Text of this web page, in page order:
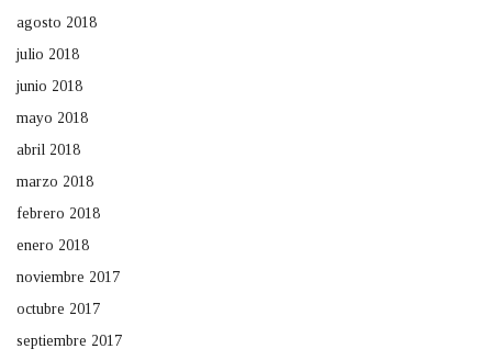
agosto 2018
julio 2018
junio 2018
mayo 2018
abril 2018
marzo 2018
febrero 2018
enero 2018
noviembre 2017
octubre 2017
septiembre 2017